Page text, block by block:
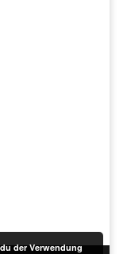
der Verwendung